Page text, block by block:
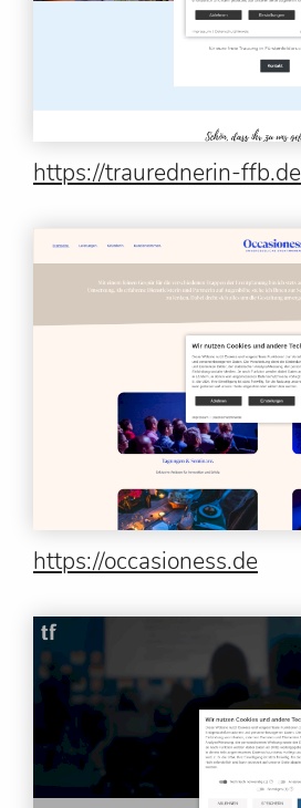
https://traurednerin-ffb.de
https://occasioness.de